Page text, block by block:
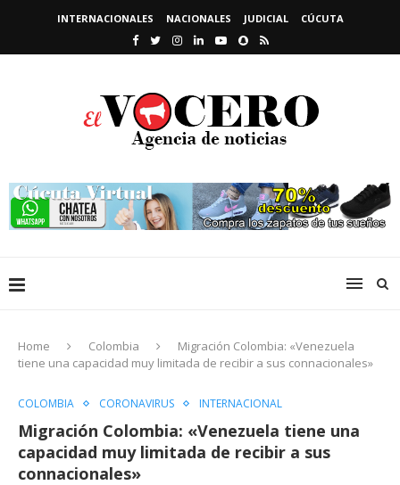
INTERNACIONALES NACIONALES JUDICIAL CÚCUTA
Home Colombia
Migración Colombia: «Venezuela
tiene una capacidad muy limitada de recibir a sus connacionales»
COLOMBIA CORONAVIRUS INTERNACIONAL
Migración Colombia: «Venezuela tiene una
capacidad muy limitada de recibir a sus
connacionales»